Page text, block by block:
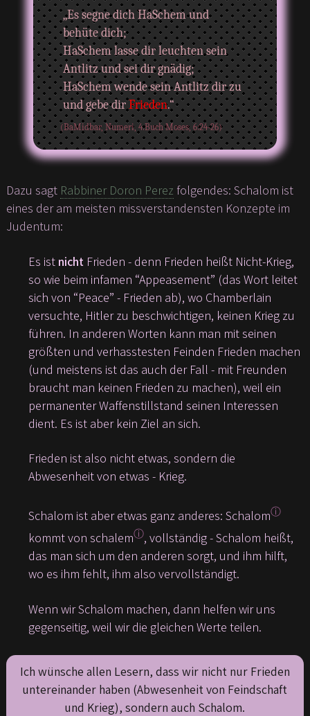
„Es segne dich HaSchem und
behüte dich;
HaSchem lasse dir leuchten sein
Antlitz und sei dir gnädig;
HaSchem wende sein Antlitz dir zu
und gebe dirFrieden.“
(BaMidbar, Numeri, 4.Buch Moses, 6:24-26)
Dazu sagt Rabbiner Doron Perez folgendes: Schalom ist
eines der am meisten missverstandensten Konzepte im
Judentum:
Es ist nicht Frieden - denn Frieden heißt Nicht-Krieg,
so wie beim infamen “Appeasement” (das Wort leitet
sich von “Peace” - Frieden ab), wo Chamberlain
versuchte, Hitler zu beschwichtigen, keinen Krieg zu
führen. In anderen Worten kann man mit seinen
größten und verhasstesten Feinden Frieden machen
(und meistens ist das auch der Fall - mit Freunden
braucht man keinen Frieden zu machen), weil ein
permanenter Waffenstillstand seinen Interessen
dient. Es ist aber kein Ziel an sich.
Frieden ist also nicht etwas, sondern die
Abwesenheit von etwas - Krieg.
Schalom ist aber etwas ganz anderes: Schalomⓘ
kommt von schalemⓘ, vollständig - Schalom heißt,
das man sich um den anderen sorgt, und ihm hilft,
wo es ihm fehlt, ihm also vervollständigt.
Wenn wir Schalom machen, dann helfen wir uns
gegenseitig, weil wir die gleichen Werte teilen.
Ich wünsche allen Lesern, dass wir nicht nur Frieden
untereinander haben (Abwesenheit von Feindschaft
und Krieg), sondern auch Schalom.